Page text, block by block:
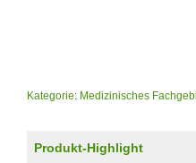
Kategorie: Medizinisches
Produkt-Highlight